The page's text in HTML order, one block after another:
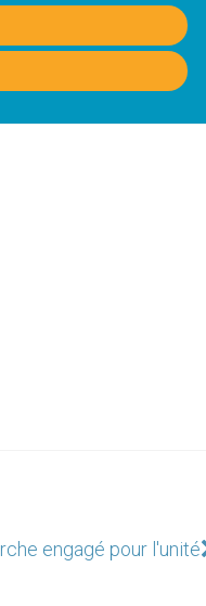
engagé pour l'unité